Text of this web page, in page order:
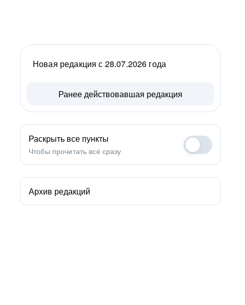
Новая редакция с 28.07.2026 года
Ранее действовавшая редакция
Раскрыть все пункты
Чтобы прочитать всё сразу
Архив редакций